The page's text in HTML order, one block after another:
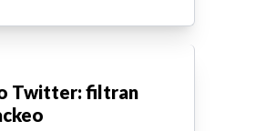
Twitter: filtran